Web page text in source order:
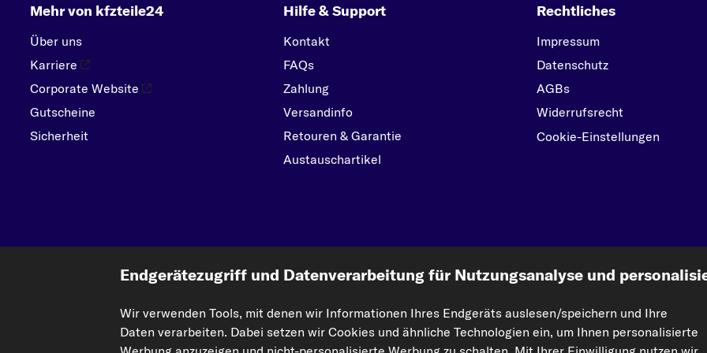
Mehr von kfzteile24
Über uns
Karriere
Corporate Website
Gutscheine
Sicherheit
Hilfe & Support
Kontakt
FAQs
Zahlung
Versandinfo
Retouren & Garantie
Austauschartikel
Rechtliches
Impressum
Datenschutz
AGBs
Widerrufsrecht
Cookie-Einstellungen
kfzteile24.de
Die hier dargestellten Daten, insbesondere die gesamte Datenbank, dürfen nicht vervielfältigt werden. Die Vervielfältigung und Verbreitung der Daten und der
Einbeziehung Dritter in solche Aktivitäten ist streng verboten. Jegliche unautorisierte Nutzung von Inhalten stellt eine Verletzung des Urheberrechts dar und
Endgerätezugriff und Datenverarbeitung für Nutzungsanalyse und
Wir verwenden Tools, mit denen wir Informationen Ihres Endgeräts auslesen/speichern und Ihre
Daten verarbeiten. Dabei setzen wir Cookies und ähnliche Technologien ein, um Ihnen personalisierte